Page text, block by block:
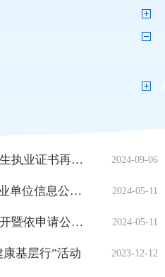
2024-09-06
潘集区举办2024年乡村医生执业证书再注册考试
2024-05-11
潘集区召开推进公共企事业单位信息公开工作培训会
2024-05-11
潘集区召开2024年政务公开暨依申请公开工作培训会
2023-12-12
基层行”活动